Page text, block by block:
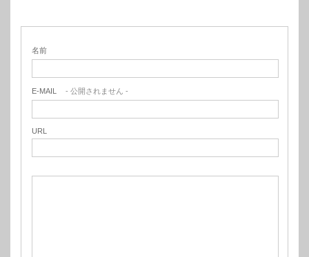
名前
E-MAIL - 公開されません -
URL